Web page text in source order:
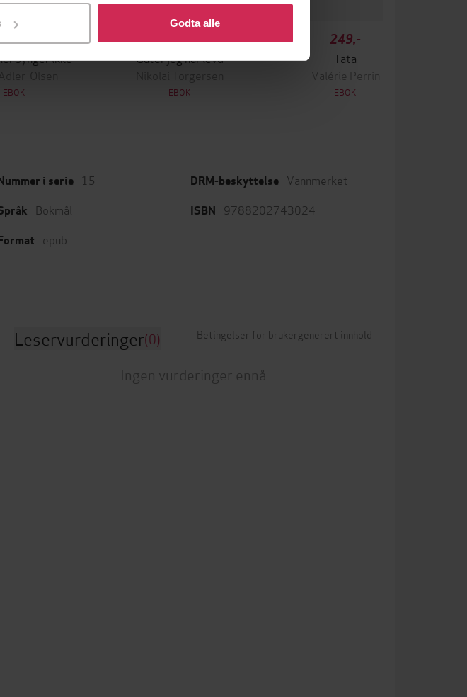
Godta alle
synger ikke
EBOK
329,-
Gater jeg har levd
EBOK
249,-
Tata
Valérie Perrin
EBOK
i serie 15
Bokmål
epub
DRM-beskyttelse Vannmerket
ISBN 9788202743024
Leservurderinger(0) Betingelser for brukergenerert innhold
Ingen vurderinger ennå